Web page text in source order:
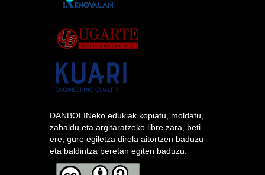
DANBOLINeko edukiak kopiatu, moldatu,
zabaldu eta argitaratzeko libre zara, beti
ere, gure egiletza direla aitortzen baduzu
eta baldintza beretan egiten baduzu.